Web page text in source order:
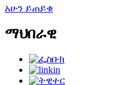
አሁን ይጠይቁ
ማህበራዊ